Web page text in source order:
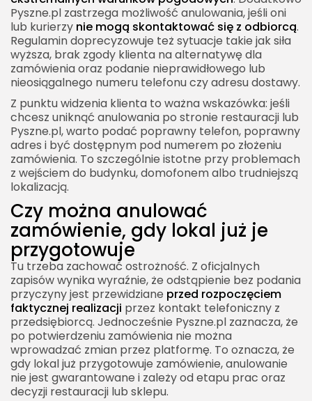
Pyszne.pl zastrzega możliwość anulowania, jeśli oni
lub kurierzy nie mogą skontaktować się z odbiorcą.
Regulamin doprecyzowuje też sytuacje takie jak siła
wyższa, brak zgody klienta na alternatywę dla
zamówienia oraz podanie nieprawidłowego lub
nieosiągalnego numeru telefonu czy adresu dostawy.
Z punktu widzenia klienta to ważna wskazówka: jeśli
chcesz uniknąć anulowania po stronie restauracji lub
Pyszne.pl, warto podać poprawny telefon, poprawny
adres i być dostępnym pod numerem po złożeniu
zamówienia. To szczególnie istotne przy problemach
z wejściem do budynku, domofonem albo trudniejszą
lokalizacją.
Czy można anulować
zamówienie, gdy lokal już je
przygotowuje
Tu trzeba zachować ostrożność. Z oficjalnych
zapisów wynika wyraźnie, że odstąpienie bez podania
przyczyny jest przewidziane przed rozpoczęciem
faktycznej realizacji przez kontakt telefoniczny z
przedsiębiorcą. Jednocześnie Pyszne.pl zaznacza, że
po potwierdzeniu zamówienia nie można
wprowadzać zmian przez platformę. To oznacza, że
gdy lokal już przygotowuje zamówienie, anulowanie
nie jest gwarantowane i zależy od etapu prac oraz
decyzji restauracji lub sklepu.